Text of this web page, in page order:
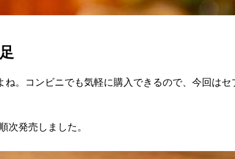
。コンビニでも気軽に購入できるので、今回はセ
次発売しました。